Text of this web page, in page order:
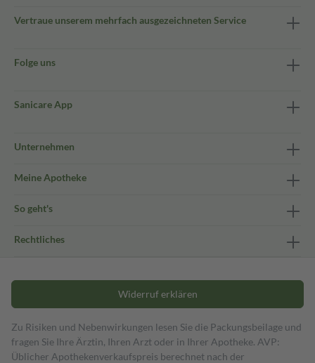
Vertraue unserem mehrfach ausgezeichneten Service
Folge uns
Sanicare App
Unternehmen
Meine Apotheke
So geht's
Rechtliches
Widerruf erklären
Zu Risiken und Nebenwirkungen lesen Sie die Packungsbeilage und
fragen Sie Ihre Ärztin, Ihren Arzt oder in Ihrer Apotheke. AVP:
Üblicher Apothekenverkaufspreis berechnet nach der